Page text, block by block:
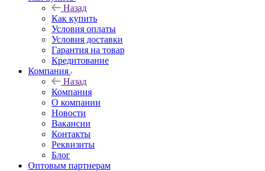
Назад
Как купить
Условия оплаты
Условия доставки
Гарантия на товар
Кредитование
Компания
Назад
Компания
О компании
Новости
Вакансии
Контакты
Реквизиты
Блог
Оптовым партнерам